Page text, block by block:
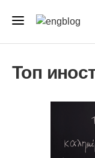
Топ